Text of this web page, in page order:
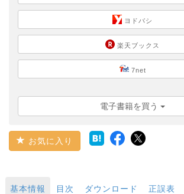
ヨドバシ
楽天ブックス
7net
電子書籍を買う
お気に入り
基本情報 目次 ダウンロード 正誤表